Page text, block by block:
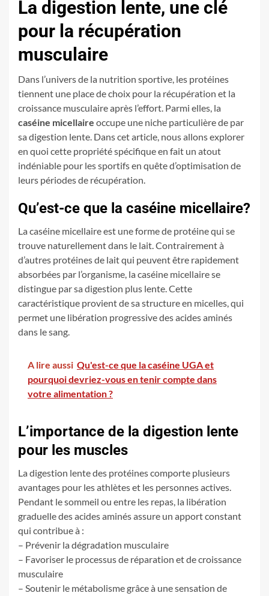
La digestion lente, une clé
pour la récupération
musculaire
Dans l’univers de la nutrition sportive, les protéines
tiennent une place de choix pour la récupération et la
croissance musculaire après l’effort. Parmi elles, la
caséine micellaire occupe une niche particulière de par
sa digestion lente. Dans cet article, nous allons explorer
en quoi cette propriété spécifique en fait un atout
indéniable pour les sportifs en quête d’optimisation de
leurs périodes de récupération.
Qu’est-ce que la caséine micellaire?
La caséine micellaire est une forme de protéine qui se
trouve naturellement dans le lait. Contrairement à
d’autres protéines de lait qui peuvent être rapidement
absorbées par l’organisme, la caséine micellaire se
distingue par sa digestion plus lente. Cette
caractéristique provient de sa structure en micelles, qui
permet une libération progressive des acides aminés
dans le sang.
A lire aussi Qu'est-ce que la caséine UGA et
pourquoi devriez-vous en tenir compte dans
votre alimentation ?
L’importance de la digestion lente
pour les muscles
La digestion lente des protéines comporte plusieurs
avantages pour les athlètes et les personnes actives.
Pendant le sommeil ou entre les repas, la libération
graduelle des acides aminés assure un apport constant
qui contribue à :
– Prévenir la dégradation musculaire
– Favoriser le processus de réparation et de croissance
musculaire
– Soutenir le métabolisme grâce à une sensation de